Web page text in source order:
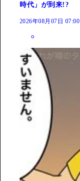
時代」が到来!?
2026年08月07日 07:00